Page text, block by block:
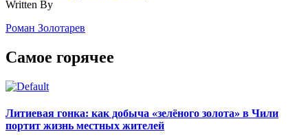
Written By
Роман Золотарев
Самое горячее
Литиевая гонка: как добыча «зелёного золота» в Чили
портит жизнь местных жителей